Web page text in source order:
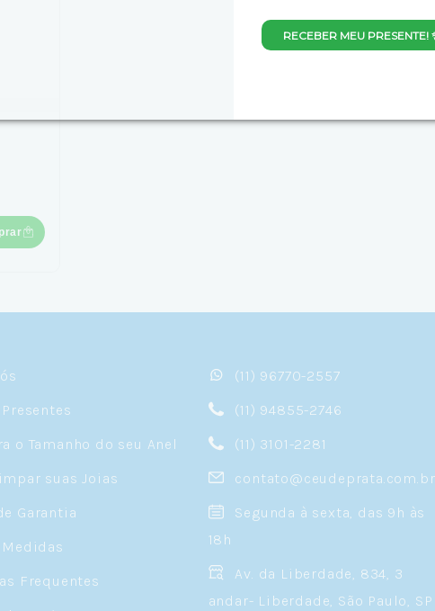
RECEBER MEU PRESENTE!
o Tamanho do seu Anel
suas Joias
Garantia
Frequentes
(11) 96770-2557
(11) 94855-2746
(11) 3101-2281
contato@ceudeprata.com.br
Segunda à sexta, das 9h às
18h
Av. da Liberdade, 834, 3
andar- Liberdade, São Paulo, SP